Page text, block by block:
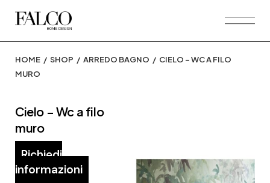
HOME SHOP ARREDO BAGNO
CIELO – WC A FILO
MURO
Cielo – Wc a filo
muro
Richiedi
informazioni